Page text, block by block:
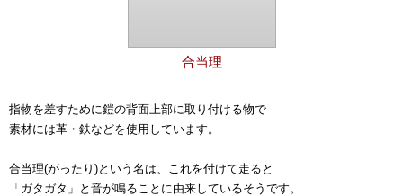
合当理
指物を差すために鎧の背面上部に取り付ける物で
素材には革・鉄などを使用しています。
合当理(がったり)という名は、これを付けて走ると
「ガタガタ」と音が鳴ることに由来しているそうです。